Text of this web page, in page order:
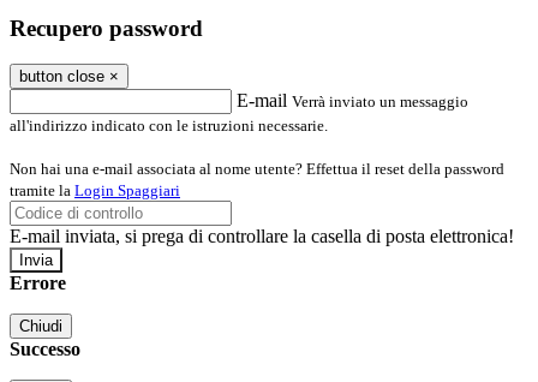
Recupero password
button close ×
E-mail Verrà inviato un messaggio
all'indirizzo indicato con le istruzioni necessarie.
Non hai una e-mail associata al nome utente? Effettua il reset della password
tramite la Login Spaggiari
E-mail inviata, si prega di controllare la casella di posta elettronica!
Errore
Chiudi
Successo